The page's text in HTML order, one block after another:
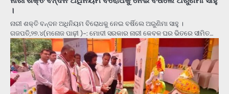
।
ନାରୀ ଶକ୍ତି ବନ୍ଦନ ଅଧିନିୟମ ବିରୋଧକୁ ନେଇ ବର୍ଷିଲେ ଅରୁଣିମା ସାହୁ ।
ଗଜପତି,୨୭.୪(ମନୋଜ ପାଢ଼ୀ )-: ମୋଦୀ ସରକାର ନାରୀ କେବଳ ଘର ଭିତରେ ସୀମିତ…